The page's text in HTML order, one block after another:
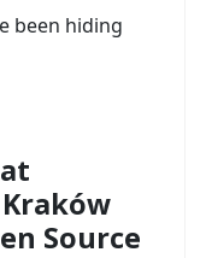
been hiding
Source